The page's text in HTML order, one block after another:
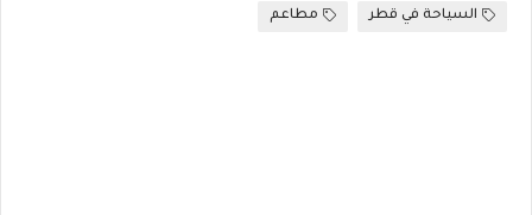
السياحة في قطر مطاعم